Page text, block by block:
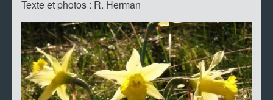
Texte et photos : R. Herman